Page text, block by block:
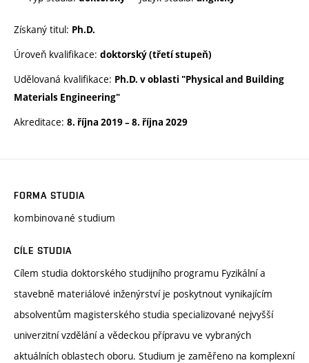
Získaný titul: Ph.D.
Úroveň kvalifikace: doktorský (třetí stupeň)
Udělovaná kvalifikace: Ph.D. v oblasti "Physical and Building
Materials Engineering"
Akreditace: 8. října 2019–8. října 2029
FORMA STUDIA
kombinované studium
CÍLE STUDIA
Cílem studia doktorského studijního programu Fyzikální a
stavebně materiálové inženýrství je poskytnout vynikajícím
absolventům magisterského studia specializované nejvyšší
univerzitní vzdělání a vědeckou přípravu ve vybraných
aktuálních oblastech oboru. Studium je zaměřeno na komplexní